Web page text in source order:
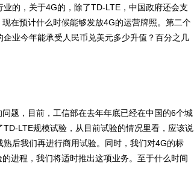
的，关于4G的，除了TD-LTE，中国政府还会支
在预计什么时候能够发放4G的运营牌照。第二个
业今年能承受人民币兑美元多少升值？百分之几
题，目前，工信部在去年年底已经在中国的6个城
LTE规模试验，从目前试验的情况里看，应该说
后我们再进行商用试验。同时，我们对4G的标
进程，我们将适时推出这项业务。至于什么时间